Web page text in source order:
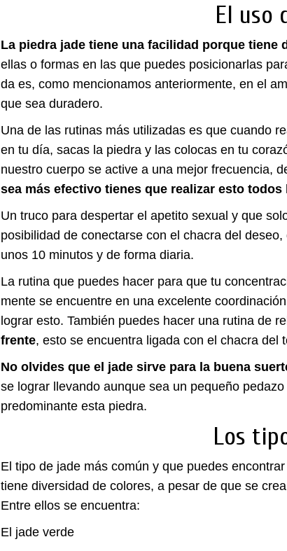
El uso
La piedra jade tiene una facilidad porque tiene
ellas o formas en las que puedes posicionarlas
da es, como mencionamos anteriormente, en el
que sea duradero.
Una de las rutinas más utilizadas es que cuando
en tu día, sacas la piedra y las colocas en tu
nuestro cuerpo se active a una mejor frecuencia,
sea más efectivo tienes que realizar esto todos
Un truco para despertar el apetito sexual y que
posibilidad de conectarse con el chacra del
unos 10 minutos y de forma diaria.
La rutina que puedes hacer para que tu
mente se encuentre en una excelente
lograr esto. También puedes hacer una rutina de
frente, esto se encuentra ligada con el chacra del
No olvides que el jade sirve para la buena
se lograr llevando aunque sea un pequeño
predominante esta piedra.
Los
El tipo de jade más común y que puedes
tiene diversidad de colores, a pesar de que se
Entre ellos se encuentra:
El jade verde